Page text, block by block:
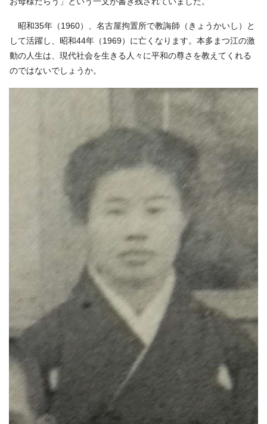
昭和35年（1960）、名古屋拘置所で教誨師（きょうかいし）と
して活躍し、昭和44年（1969）に亡くなります。本多まつ江の激
動の人生は、現代社会を生きる人々に平和の尊さを教えてくれる
のではないでしょうか。